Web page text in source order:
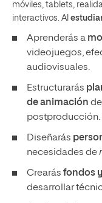
móviles, tablets,
interactivos. Al
Aprenderás a
videojuegos,
audiovisuales.
Estructurarás
de animación
postproducción.
Diseñarás
necesidades de
Crearás fondos
desarrollar